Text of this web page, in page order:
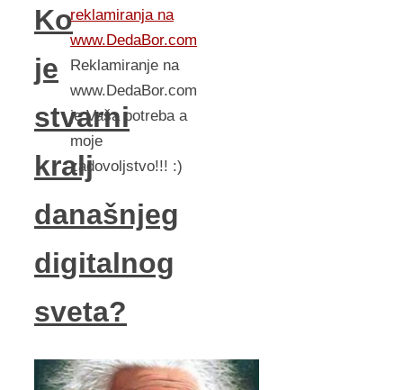
Ko
je
stvarni
kralj
današnjeg
digitalnog
sveta?
reklamiranja na
www.DedaBor.com
Reklamiranje na
www.DedaBor.com
je Vaša potreba a
moje
zadovoljstvo!!! :)